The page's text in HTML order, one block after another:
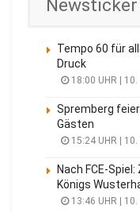
Newsticker
Tempo 60 für
Druck
18:00 UHR | 10.
Spremberg
Gästen
15:24 UHR | 10.
Nach FCE-
Königs
13:46 UHR | 10.